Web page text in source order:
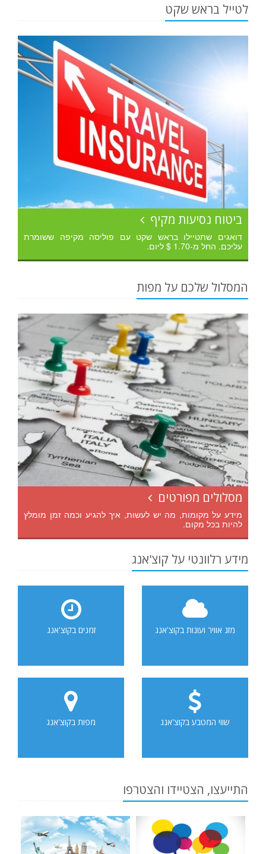
לטייל בראש שקט
ביטוח נסיעות מקיף
דואגים שתטיילו בראש שקט עם פוליסה מקיפה ששומרת
עליכם. החל מ-1.70 $ ליום.
המסלול שלכם על מפות
מסלולים מפורטים
מידע על מקומות, מה יש לעשות, איך להגיע וכמה זמן מומלץ
להיות בכל מקום.
מידע רלוונטי על קוצ'אנג
מזג אוויר ועונות בקוצ'אנג זמנים בקוצ'אנג
שווי המטבע בקוצ'אנג מפות בקוצ'אנג
התייעצו, הצטיידו והצטרפו